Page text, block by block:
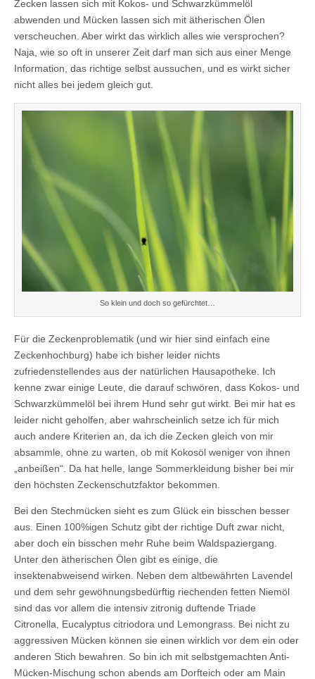
Zecken lassen sich mit Kokos- und Schwarzkümmelöl
abwenden und Mücken lassen sich mit ätherischen Ölen
verscheuchen. Aber wirkt das wirklich alles wie versprochen?
Naja, wie so oft in unserer Zeit darf man sich aus einer Menge
Information, das richtige selbst aussuchen, und es wirkt sicher
nicht alles bei jedem gleich gut.
So klein und doch so gefürchtet…
Für die Zeckenproblematik (und wir hier sind einfach eine
Zeckenhochburg) habe ich bisher leider nichts
zufriedenstellendes aus der natürlichen Hausapotheke. Ich
kenne zwar einige Leute, die darauf schwören, dass Kokos- und
Schwarzkümmelöl bei ihrem Hund sehr gut wirkt. Bei mir hat es
leider nicht geholfen, aber wahrscheinlich setze ich für mich
auch andere Kriterien an, da ich die Zecken gleich von mir
absammle, ohne zu warten, ob mit Kokosöl weniger von ihnen
„anbeißen“. Da hat helle, lange Sommerkleidung bisher bei mir
den höchsten Zeckenschutzfaktor bekommen.
Bei den Stechmücken sieht es zum Glück ein bisschen besser
aus. Einen 100%igen Schutz gibt der richtige Duft zwar nicht,
aber doch ein bisschen mehr Ruhe beim Waldspaziergang.
Unter den ätherischen Ölen gibt es einige, die
insektenabweisend wirken. Neben dem altbewährten Lavendel
und dem sehr gewöhnungsbedürftig riechenden fetten Niemöl
sind das vor allem die intensiv zitronig duftende Triade
Citronella, Eucalyptus citriodora und Lemongrass. Bei nicht zu
aggressiven Mücken können sie einen wirklich vor dem ein oder
anderen Stich bewahren. So bin ich mit selbstgemachten Anti-
Mücken-Mischung schon abends am Dorfteich oder am Main